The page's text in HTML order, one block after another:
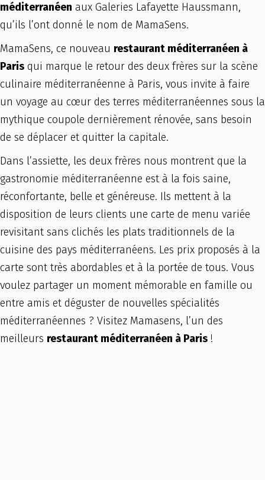
méditerranéen aux Galeries Lafayette Haussmann,
qu’ils l’ont donné le nom de MamaSens.
MamaSens, ce nouveau restaurant méditerranéen à
Paris qui marque le retour des deux frères sur la scène
culinaire méditerranéenne à Paris, vous invite à faire
un voyage au cœur des terres méditerranéennes sous la
mythique coupole dernièrement rénovée, sans besoin
de se déplacer et quitter la capitale.
Dans l’assiette, les deux frères nous montrent que la
gastronomie méditerranéenne est à la fois saine,
réconfortante, belle et généreuse. Ils mettent à la
disposition de leurs clients une carte de menu variée
revisitant sans clichés les plats traditionnels de la
cuisine des pays méditerranéens. Les prix proposés à la
carte sont très abordables et à la portée de tous. Vous
voulez partager un moment mémorable en famille ou
entre amis et déguster de nouvelles spécialités
méditerranéennes ? Visitez Mamasens, l’un des
meilleurs restaurant méditerranéen à Paris !